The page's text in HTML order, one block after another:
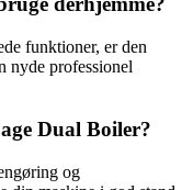
funktioner, er den
nyde professionel
Dual Boiler?
og